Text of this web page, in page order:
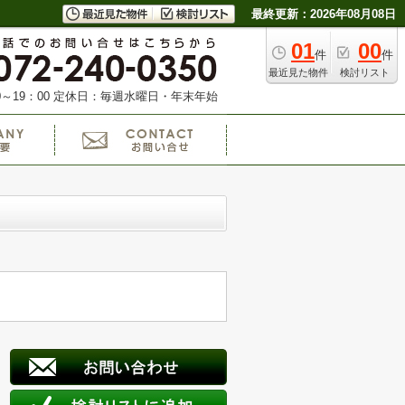
最終更新：2026年08月08日
01件
最近見た物件
00件
検討リスト
19：00 定休日：毎週水曜日・年末年始